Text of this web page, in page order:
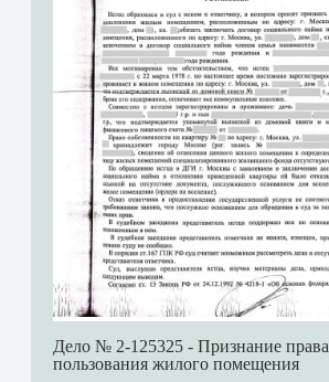
Дело № 2-125325 - Признание права
пользования жилого помещения